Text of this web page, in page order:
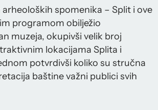
spomenika – Split i ove
programom obilježio
muzeja, okupivši velik broj
lokacijama Splita i
potvrdivši koliko su stručna
baštine važni publici svih